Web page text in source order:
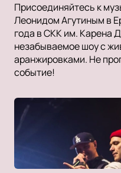
Присоединяйтесь к
Леонидом Агутиным в
года в СКК им. Карена
незабываемое шоу с
аранжировками. Не
событие!